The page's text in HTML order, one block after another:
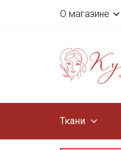
О магазине
Ткани